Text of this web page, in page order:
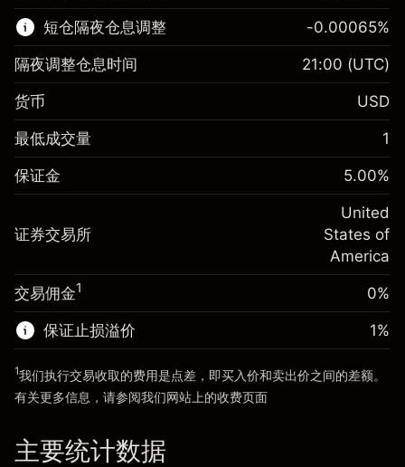
了解更多:
差价合约
保证金。您的投资 $1,000.00
隔夜仓息
-0.021568
%
(-$4.31)
来自杠杆的资金 - 美元（大约值）
$19,000.00
前往平台
短仓隔夜仓息调整
保证金。您的投资 $1,000.00
隔夜仓息
-0.000654
%
(-$0.13)
$20,000.00
来自杠杆的资金 - 美元（大约值）$19,000.00
前往平台
-0.00065%
隔夜调整仓息时间 21:00 (UTC)
货币 USD
最低成交量 1
保证金 5.00%
证券交易所
United
States of
America
交易佣金1 0%
保证止损溢价 1%
1我们执行交易收取的费用是点差，即买入价和卖出价之间的差额。
有关更多信息，请参阅我们网站上的收费页面
主要统计数据